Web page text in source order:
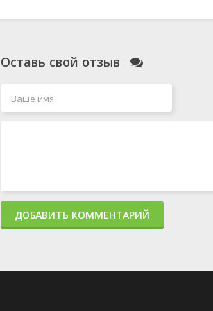
Оставь свой отзыв
ДОБАВИТЬ КОММЕНТАРИЙ